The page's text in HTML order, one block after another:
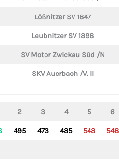
Lößnitzer SV 1847
Leubnitzer SV 1898
SV Motor Zwickau Süd /N
SKV Auerbach /V. II
2 3 4 5 6
495 473 485 548 548